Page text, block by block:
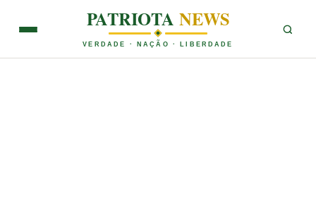
PATRIOTANEWS
VERDADE · NAÇÃO · LIBERDADE